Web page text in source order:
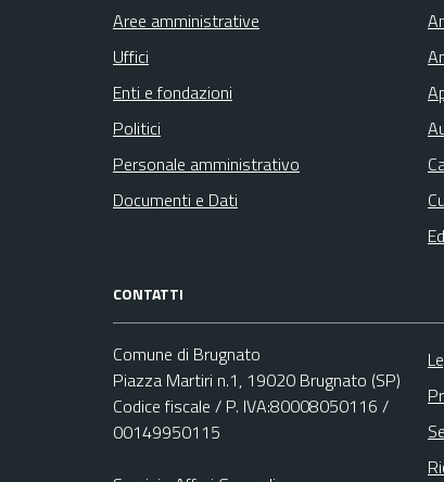
Aree amministrative
Uffici
Enti e fondazioni
Politici
Personale amministrativo
Documenti e Dati
CONTATTI
Comune di Brugnato
Piazza Martiri n.1, 19020 Brugnato (SP)
Codice fiscale / P. IVA:80008050116 /
00149950115